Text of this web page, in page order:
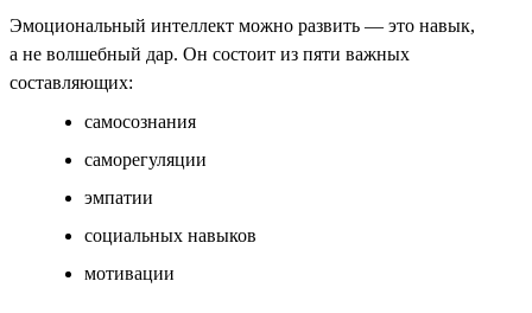
Эмоциональный интеллект можно развить — это навык,
а не волшебный дар. Он состоит из пяти важных
составляющих:
самосознания
саморегуляции
эмпатии
социальных навыков
мотивации